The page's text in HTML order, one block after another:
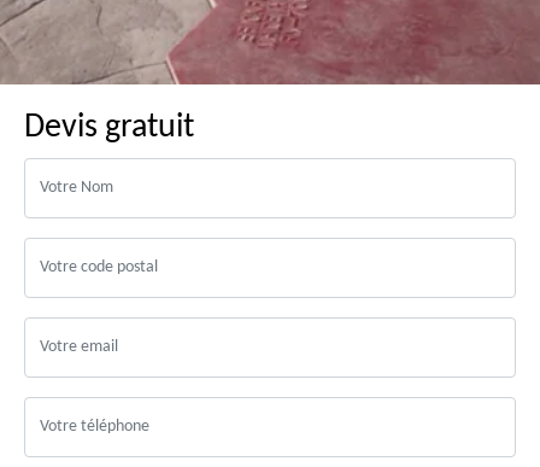
Devis gratuit